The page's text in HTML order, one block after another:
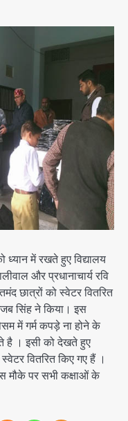
में रखते हुए विद्यालय
और प्रधानाचार्य रवि
छात्रों को स्वेटर वितरित
सिंह ने किया। इस
में गर्म कपड़े ना होने के
है । इसी को देखते हुए
वितरित किए गए हैं ।
मौके पर सभी कक्षाओं के